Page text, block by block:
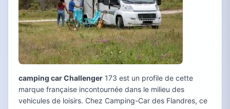
camping car Challenger 173 est un profile de cette
marque française incontournée dans le milieu des
vehicules de loisirs. Chez Camping-Car des Flandres, ce